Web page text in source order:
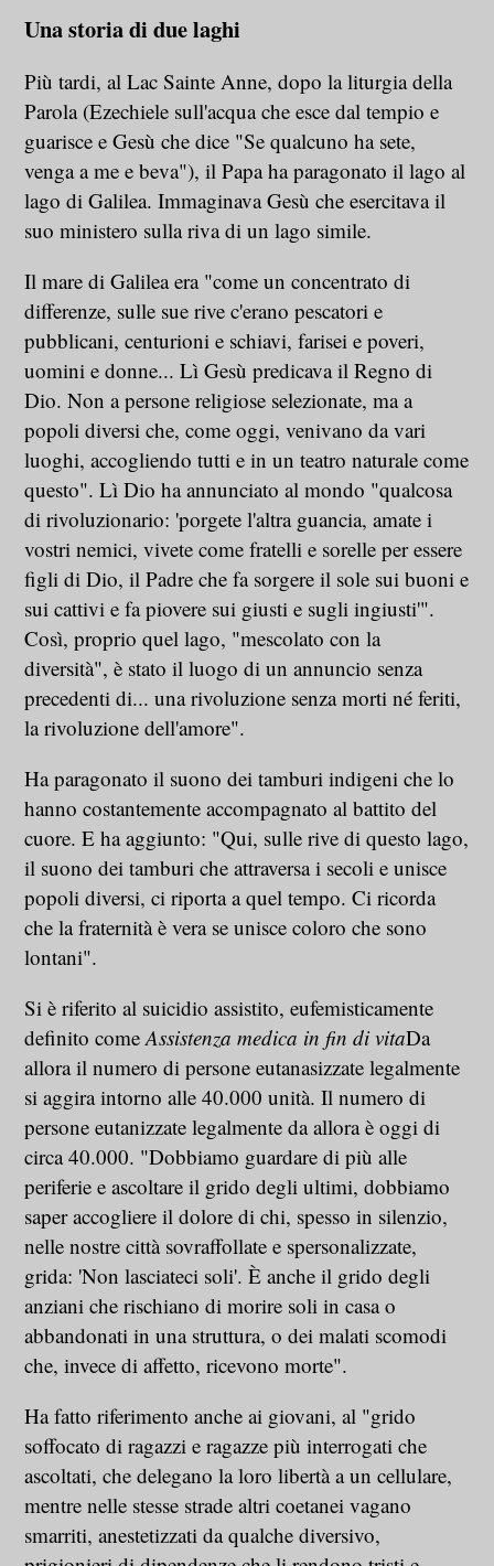
Una storia di due laghi
Più tardi, al Lac Sainte Anne, dopo la liturgia della
Parola (Ezechiele sull'acqua che esce dal tempio e
guarisce e Gesù che dice "Se qualcuno ha sete,
venga a me e beva"), il Papa ha paragonato il lago al
lago di Galilea. Immaginava Gesù che esercitava il
suo ministero sulla riva di un lago simile.
Il mare di Galilea era "come un concentrato di
differenze, sulle sue rive c'erano pescatori e
pubblicani, centurioni e schiavi, farisei e poveri,
uomini e donne... Lì Gesù predicava il Regno di
Dio. Non a persone religiose selezionate, ma a
popoli diversi che, come oggi, venivano da vari
luoghi, accogliendo tutti e in un teatro naturale come
questo". Lì Dio ha annunciato al mondo "qualcosa
di rivoluzionario: 'porgete l'altra guancia, amate i
vostri nemici, vivete come fratelli e sorelle per essere
figli di Dio, il Padre che fa sorgere il sole sui buoni e
sui cattivi e fa piovere sui giusti e sugli ingiusti'".
Così, proprio quel lago, "mescolato con la
diversità", è stato il luogo di un annuncio senza
precedenti di... una rivoluzione senza morti né feriti,
la rivoluzione dell'amore".
Ha paragonato il suono dei tamburi indigeni che lo
hanno costantemente accompagnato al battito del
cuore. E ha aggiunto: "Qui, sulle rive di questo lago,
il suono dei tamburi che attraversa i secoli e unisce
popoli diversi, ci riporta a quel tempo. Ci ricorda
che la fraternità è vera se unisce coloro che sono
lontani".
Si è riferito al suicidio assistito, eufemisticamente
definito comeAssistenza medica in fin di vitaDa
allora il numero di persone eutanasizzate legalmente
si aggira intorno alle 40.000 unità. Il numero di
persone eutanizzate legalmente da allora è oggi di
circa 40.000. "Dobbiamo guardare di più alle
periferie e ascoltare il grido degli ultimi, dobbiamo
saper accogliere il dolore di chi, spesso in silenzio,
nelle nostre città sovraffollate e spersonalizzate,
grida: 'Non lasciateci soli'. È anche il grido degli
anziani che rischiano di morire soli in casa o
abbandonati in una struttura, o dei malati scomodi
che, invece di affetto, ricevono morte".
Ha fatto riferimento anche ai giovani, al "grido
soffocato di ragazzi e ragazze più interrogati che
ascoltati, che delegano la loro libertà a un cellulare,
mentre nelle stesse strade altri coetanei vagano
smarriti, anestetizzati da qualche diversivo,